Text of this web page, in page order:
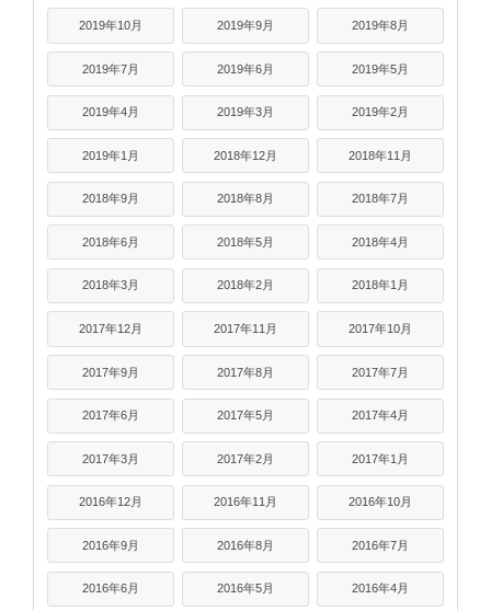
2019年10月 2019年9月 2019年8月
2019年7月 2019年6月 2019年5月
2019年4月 2019年3月 2019年2月
2019年1月 2018年12月 2018年11月
2018年9月 2018年8月 2018年7月
2018年6月 2018年5月 2018年4月
2018年3月 2018年2月 2018年1月
2017年12月 2017年11月 2017年10月
2017年9月 2017年8月 2017年7月
2017年6月 2017年5月 2017年4月
2017年3月 2017年2月 2017年1月
2016年12月 2016年11月 2016年10月
2016年9月 2016年8月 2016年7月
2016年6月 2016年5月 2016年4月